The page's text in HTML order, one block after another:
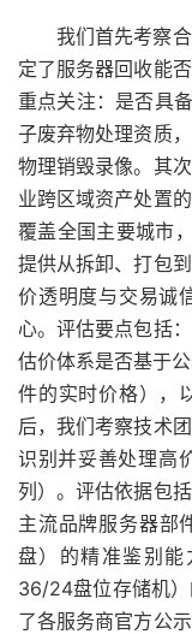
我们首先考察
定了服务器回收能
重点关注：是否具
子废弃物处理资质
物理销毁录像。其
业跨区域资产处置
覆盖全国主要城市
提供从拆卸、打包
价透明度与交易诚
心。评估要点包括
估价体系是否基于
件的实时价格），
后，我们考察技术
识别并妥善处理高
列）。评估依据包
主流品牌服务器部
盘）的精准鉴别
36/24盘位存储机
了各服务商官方公